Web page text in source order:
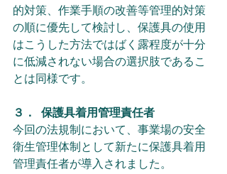
的対策、作業手順の改善等管理的対策
の順に優先して検討し、保護具の使用
はこうした方法ではばく露程度が十分
に低減されない場合の選択肢であるこ
とは同様です。
３．	保護具着用管理責任者
今回の法規制において、事業場の安全
衛生管理体制として新たに保護具着用
管理責任者が導入されました。